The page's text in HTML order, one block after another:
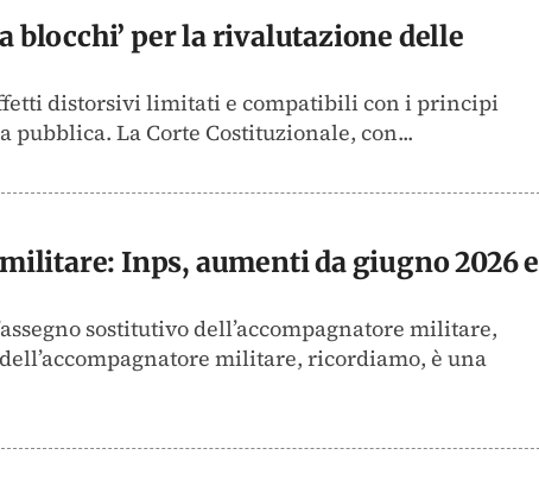
blocchi’ per la rivalutazione delle
distorsivi limitati e compatibili con i principi
La Corte Costituzionale, con...
Inps, aumenti da giugno 2026 e
sostitutivo dell’accompagnatore militare,
militare, ricordiamo, è una